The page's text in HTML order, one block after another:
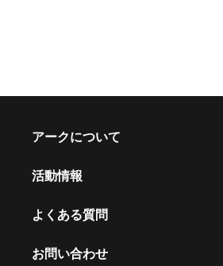
アークについて
活動情報
よくある質問
お問い合わせ